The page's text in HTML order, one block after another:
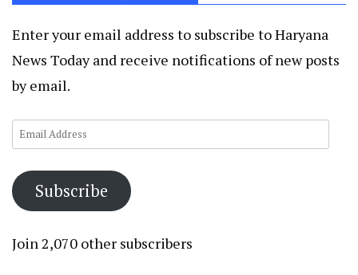
Enter your email address to subscribe to Haryana
News Today and receive notifications of new posts
by email.
Email
Subscribe
Join 2,070 other subscribers